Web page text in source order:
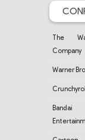
The
Company
Warner
Crunchyroll